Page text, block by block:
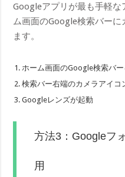
Googleアプリが最も手軽
ム画面のGoogle検索バー
ます。
ホーム画面のGoogle検索バ
検索バー右端のカメラアイ
Googleレンズが起動
方法3：Googleフ
用